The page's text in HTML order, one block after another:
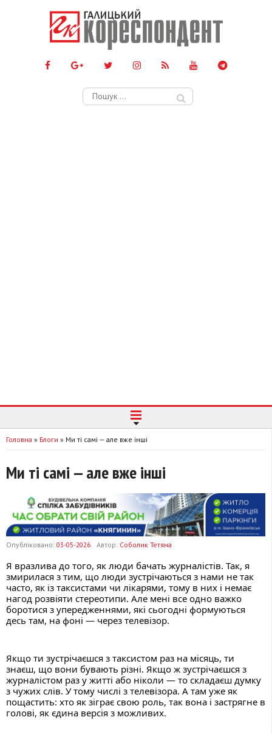
Пошук:
Головна » Блоги » Ми ті самі — але вже інші
Ми ті самі — але вже інші
Опубліковано: 03-05-2026 Автор: Соболик Тетяна
Я вразлива до того, як люди бачать журналістів. Так, я
змирилася з тим, що люди зустрічаються з нами не так
часто, як із таксистами чи лікарями, тому в них і немає
нагод розвіяти стереотипи. Але мені все одно важко
боротися з упередженнями, які сьогодні формуються
десь там, на фоні — через телевізор.
Якщо ти зустрічаєшся з таксистом раз на місяць, ти
знаєш, що вони бувають різні. Якщо ж зустрічаєшся з
журналістом раз у житті або ніколи — то складаєш думку
з чужих слів. У тому числі з телевізора. А там уже як
пощастить: хто як зіграє свою роль, так вона і застрягне в
голові, як єдина версія з можливих.